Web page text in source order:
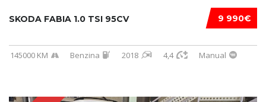
9 990€
SKODA FABIA 1.0 TSI 95CV
145000 KM Benzina 2018 4,4 Manual